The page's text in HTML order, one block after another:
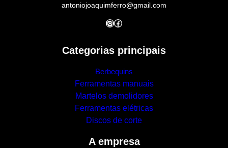
antoniojoaquimferro@gmail.com
InstagramFacebook
Categorias principais
Berbequins
Ferramentas manuais
Martelos demolidores
Ferramentas elétricas
Discos de corte
A empresa